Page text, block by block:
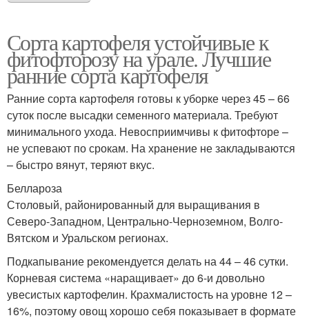
Сорта картофеля устойчивые к
фитофторозу на урале. Лучшие
ранние сорта картофеля
Ранние сорта картофеля готовы к уборке через 45 – 66
суток после высадки семенного материала. Требуют
минимального ухода. Невосприимчивы к фитофторе –
не успевают по срокам. На хранение не закладываются
– быстро вянут, теряют вкус.
Беллароза
Столовый, районированный для выращивания в
Северо-Западном, Центрально-Черноземном, Волго-
Вятском и Уральском регионах.
Подкапывание рекомендуется делать на 44 – 46 сутки.
Корневая система «наращивает» до 6-и довольно
увесистых картофелин. Крахмалистость на уровне 12 –
16%, поэтому овощ хорошо себя показывает в формате